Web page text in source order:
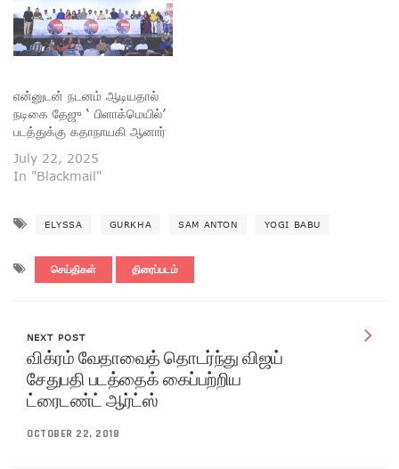
என்னுடன் நடனம் ஆடியதால்
நடிகை தேஜு ‘ பிளாக்மெயில்’
படத்துக்கு கதாநாயகி ஆனார்
July 22, 2025
In "Blackmail"
ELYSSA GURKHA SAM ANTON YOGI BABU
செய்திகள் திரைப்படம்
NEXT POST
விக்ரம் வேதாவைத் தொடர்ந்து விஜய்
சேதுபதி படத்தைக் கைப்பற்றிய
ட்ரைடண்ட் ஆர்ட்ஸ்
OCTOBER 22, 2018